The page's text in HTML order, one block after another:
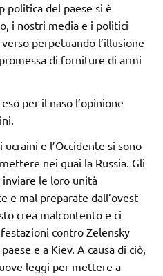
politica del paese si è
i nostri media e i politici
perpetuando l’illusione
di forniture di armi
per il naso l’opinione
ucraini e l’Occidente si sono
nei guai la Russia. Gli
le loro unità
e mal preparate dall’ovest
crea malcontento e ci
contro Zelensky
e a Kiev. A causa di ciò,
leggi per mettere a